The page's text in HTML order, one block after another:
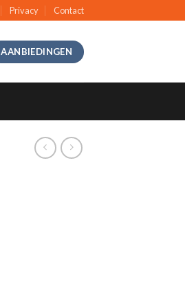
Privacy Contact
AANBIEDINGEN